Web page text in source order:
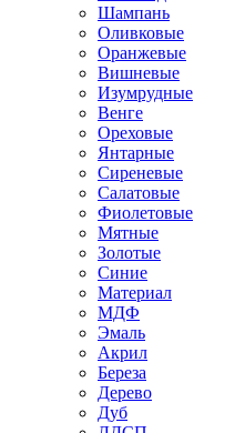
Шампань
Оливковые
Оранжевые
Вишневые
Изумрудные
Венге
Ореховые
Янтарные
Сиреневые
Салатовые
Фиолетовые
Мятные
Золотые
Синие
Материал
МДФ
Эмаль
Акрил
Береза
Дерево
Дуб